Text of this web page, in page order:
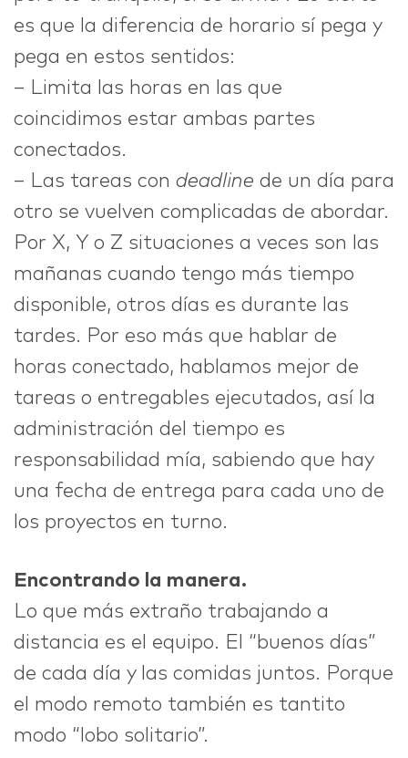
es que la diferencia de horario sí pega y
pega en estos sentidos:
– Limita las horas en las que
coincidimos estar ambas partes
conectados.
– Las tareas con deadline de un día para
otro se vuelven complicadas de abordar.
Por X, Y o Z situaciones a veces son las
mañanas cuando tengo más tiempo
disponible, otros días es durante las
tardes. Por eso más que hablar de
horas conectado, hablamos mejor de
tareas o entregables ejecutados, así la
administración del tiempo es
responsabilidad mía, sabiendo que hay
una fecha de entrega para cada uno de
los proyectos en turno.
Encontrando la manera.
Lo que más extraño trabajando a
distancia es el equipo. El “buenos días”
de cada día y las comidas juntos. Porque
el modo remoto también es tantito
modo “lobo solitario”.